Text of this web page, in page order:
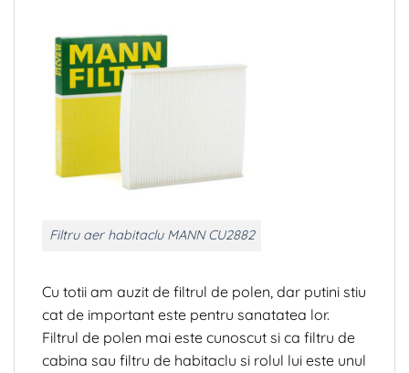
Filtru aer habitaclu MANN CU2882
Cu totii am auzit de filtrul de polen, dar putini stiu
cat de important este pentru sanatatea lor.
Filtrul de polen mai este cunoscut si ca filtru de
cabina sau filtru de habitaclu si rolul lui este unul